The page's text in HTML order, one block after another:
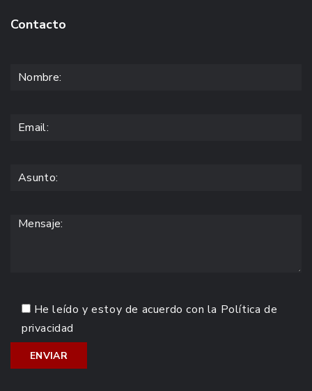
Contacto
He leído y estoy de acuerdo con la Política de
privacidad